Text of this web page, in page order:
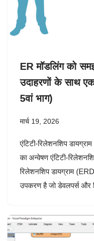
ER मॉडलिंग को
उदाहरणों के साथ
5वां भाग)
मार्च 19, 2026
एंटिटी-रिलेशनशिप
का अन्वेषण एंटिटी-
रिलेशनशिप डायग्राम
उपकरण है जो डेवलपर्स और